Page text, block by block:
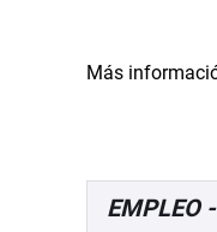
Más
EMPLEO